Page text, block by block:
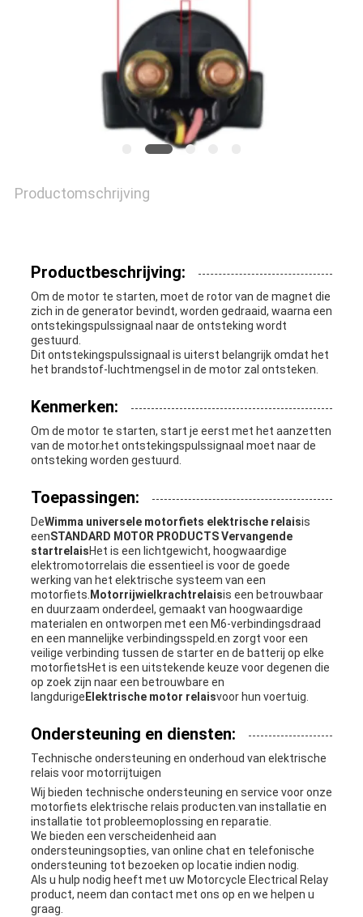
PRIVACYBELEID
Productomschrijving
Productbeschrijving:
Om de motor te starten, moet de rotor van de magnet die
zich in de generator bevindt, worden gedraaid, waarna een
ontstekingspulssignaal naar de ontsteking wordt
gestuurd.
Dit ontstekingspulssignaal is uiterst belangrijk omdat het
het brandstof-luchtmengsel in de motor zal ontsteken.
Kenmerken:
Om de motor te starten, start je eerst met het aanzetten
van de motor.het ontstekingspulssignaal moet naar de
ontsteking worden gestuurd.
Toepassingen:
DeWimma universele motorfiets elektrische relaisis
eenSTANDARD MOTOR PRODUCTS Vervangende
startrelaisHet is een lichtgewicht, hoogwaardige
elektromotorrelais die essentieel is voor de goede
werking van het elektrische systeem van een
motorfiets. Motorrijwielkrachtrelaisis een betrouwbaar
en duurzaam onderdeel, gemaakt van hoogwaardige
materialen en ontworpen met een M6-verbindingsdraad
en een mannelijke verbindingsspeld.en zorgt voor een
veilige verbinding tussen de starter en de batterij op elke
motorfietsHet is een uitstekende keuze voor degenen die
op zoek zijn naar een betrouwbare en
langdurige Elektrische motor relaisvoor hun voertuig.
Ondersteuning en diensten:
Technische ondersteuning en onderhoud van elektrische
relais voor motorrijtuigen
Wij bieden technische ondersteuning en service voor onze
motorfiets elektrische relais producten.van installatie en
installatie tot probleemoplossing en reparatie.
We bieden een verscheidenheid aan
ondersteuningsopties, van online chat en telefonische
ondersteuning tot bezoeken op locatie indien nodig.
Als u hulp nodig heeft met uw Motorcycle Electrical Relay
product, neem dan contact met ons op en we helpen u
graag.